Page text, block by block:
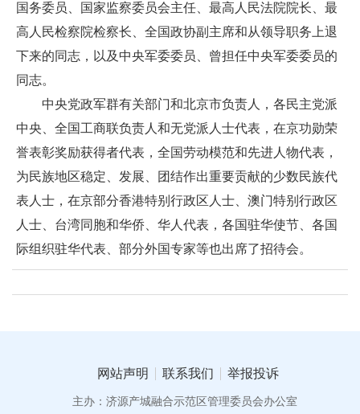
国务委员、国家监察委员会主任、最高人民法院院长、最
高人民检察院检察长、全国政协副主席和从领导职务上退
下来的同志，以及中央军委委员、曾担任中央军委委员的
同志。
中央党政军群有关部门和北京市负责人，各民主党派
中央、全国工商联负责人和无党派人士代表，在京功勋荣
誉表彰奖励获得者代表，全国劳动模范和先进人物代表，
为民族地区稳定、发展、团结作出重要贡献的少数民族代
表人士，在京部分香港特别行政区人士、澳门特别行政区
人士、台湾同胞和华侨、华人代表，各国驻华使节、各国
际组织驻华代表、部分外国专家等也出席了招待会。
网站声明 联系我们 举报投诉
主办：济源产城融合示范区管理委员会办公室